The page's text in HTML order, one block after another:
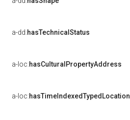
a-dd:hasTechnicalStatus
a-loc:hasCulturalPropertyAddress
a-loc:hasTimeIndexedTypedLocation